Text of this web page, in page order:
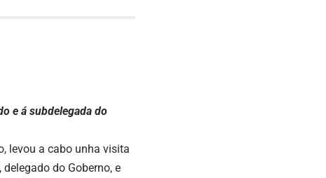
e á subdelegada do
levou a cabo unha visita
do Goberno, e